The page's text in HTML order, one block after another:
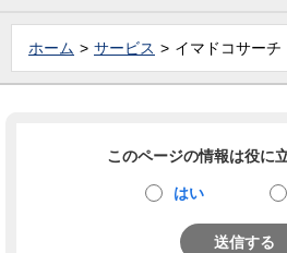
ホーム サービス イマドコサーチ
このページの情報は役に
はい
送信する